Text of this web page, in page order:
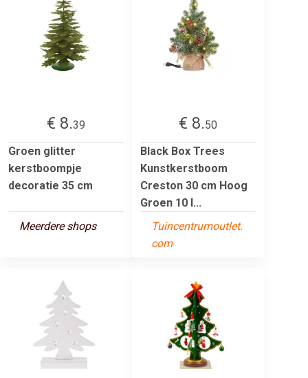
€ 8.39
Groen glitter
kerstboompje
decoratie 35 cm
Meerdere shops
€ 8.50
Black Box Trees
Kunstkerstboom
Creston 30 cm Hoog
Groen 10 l...
Tuincentrumoutlet.
com